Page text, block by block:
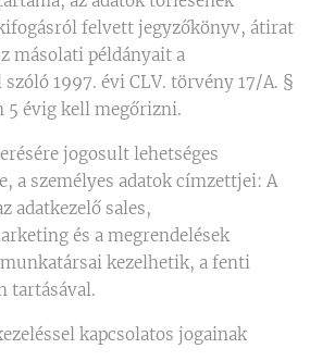
felvett jegyzőkönyv, átirat
másolati példányait a
1997. évi CLV. törvény 17/A. §
5 évig kell megőrizni.
jogosult lehetséges
a személyes adatok címzettjei: A
adatkezelő sales,
és a megrendelések
kezelhetik, a fenti
tartásával.
kapcsolatos jogainak